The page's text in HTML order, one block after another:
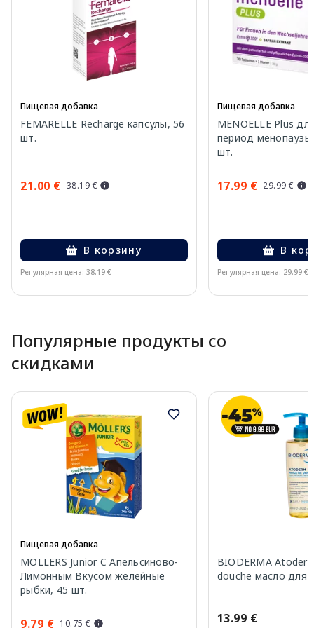
Пищевая добавка
FEMARELLE Recharge капсулы, 56
шт.
21.00 € 38.19 €
В корзину
Регулярная цена: 38.19 €
Пищевая добавка
MENOELLE Plus
период менопаузы
шт.
17.99 € 29.99 €
В
Регулярная цена: 29.99 €
Популярные продукты со
скидками
Пищевая добавка
MOLLERS Junior C Апельсиново-
Лимонным Вкусом желейные
рыбки, 45 шт.
9.79 € 10.75 €
BIODERMA
douche масло для
13.99 €